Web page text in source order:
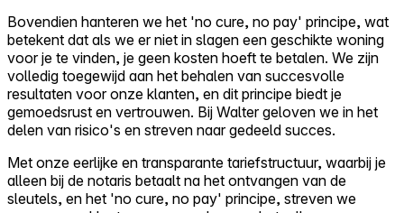
Bovendien hanteren we het 'no cure, no pay' principe, wat
betekent dat als we er niet in slagen een geschikte woning
voor je te vinden, je geen kosten hoeft te betalen. We zijn
volledig toegewijd aan het behalen van succesvolle
resultaten voor onze klanten, en dit principe biedt je
gemoedsrust en vertrouwen. Bij Walter geloven we in het
delen van risico's en streven naar gedeeld succes.
Met onze eerlijke en transparante tariefstructuur, waarbij je
alleen bij de notaris betaalt na het ontvangen van de
sleutels, en het 'no cure, no pay' principe, streven we